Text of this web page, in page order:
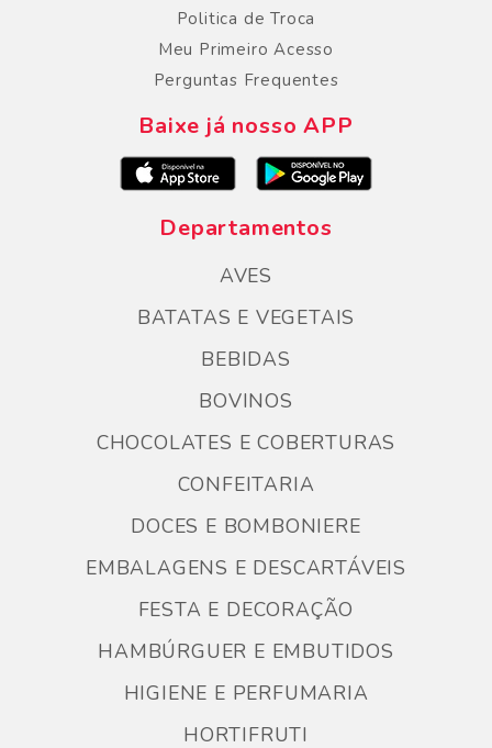
Politica de Troca
Meu Primeiro Acesso
Perguntas Frequentes
Baixe já nosso APP
Departamentos
AVES
BATATAS E VEGETAIS
BEBIDAS
BOVINOS
CHOCOLATES E COBERTURAS
CONFEITARIA
DOCES E BOMBONIERE
EMBALAGENS E DESCARTÁVEIS
FESTA E DECORAÇÃO
HAMBÚRGUER E EMBUTIDOS
HIGIENE E PERFUMARIA
HORTIFRUTI